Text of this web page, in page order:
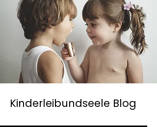
Kinderleibundseele Blog